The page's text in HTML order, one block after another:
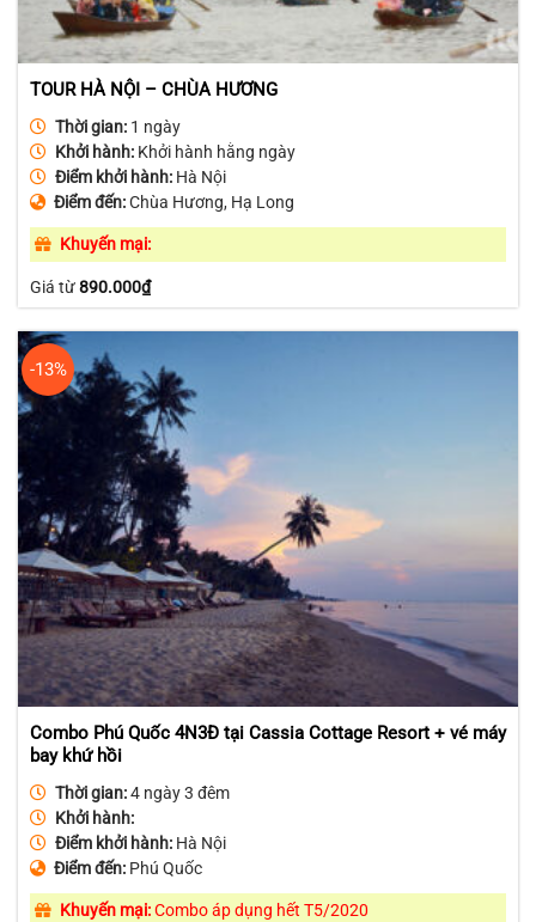
TOUR HÀ NỘI – CHÙA HƯƠNG
Thời gian:1 ngày
Khởi hành:Khởi hành hằng ngày
Điểm khởi hành:Hà Nội
Điểm đến:Chùa Hương, Hạ Long
Khuyến mại:
Giá từ890.000₫
-13%
Combo Phú Quốc 4N3Đ tại Cassia Cottage Resort + vé máy
bay khứ hồi
Thời gian:4 ngày 3 đêm
Khởi hành:
Điểm khởi hành:Hà Nội
Điểm đến:Phú Quốc
Khuyến mại:Combo áp dụng hết T5/2020